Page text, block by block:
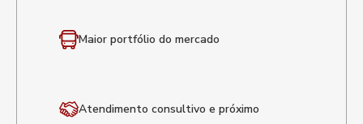
Maior portfólio do mercado
Atendimento consultivo e próximo